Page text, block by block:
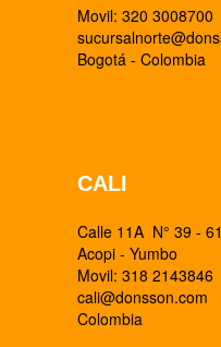
Movil: 320 3008700
Bogotá - Colombia
CALI
Calle 11A N° 39 - 61
Acopi - Yumbo
Movil: 318 2143846
cali@donsson.com
Colombia